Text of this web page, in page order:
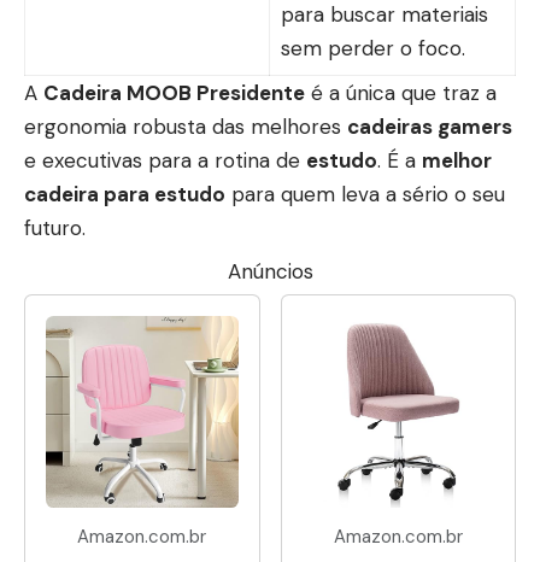
para buscar materiais
sem perder o foco.
A Cadeira MOOB Presidente é a única que traz a
ergonomia robusta das melhores cadeiras gamers
e executivas para a rotina de estudo. É a melhor
cadeira para estudo para quem leva a sério o seu
futuro.
Anúncios
Amazon.com.br
Amazon.com.br